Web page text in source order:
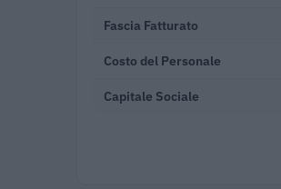
Fascia Fatturato
Costo del Personale
Capitale Sociale